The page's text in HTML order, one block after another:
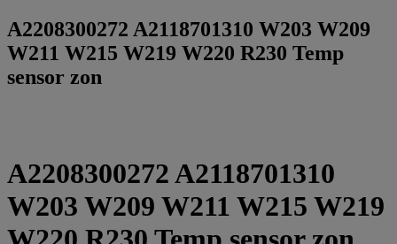
A2208300272 A2118701310 W203 W209
W211 W215 W219 W220 R230 Temp
sensor zon
A2208300272 A2118701310
W203 W209 W211 W215 W219